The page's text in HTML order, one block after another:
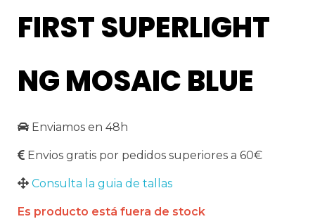
FIRST SUPERLIGHT
NG MOSAIC BLUE
Enviamos en 48h
Envios gratis por pedidos superiores a 60€
Consulta la guia de tallas
Es producto está fuera de stock